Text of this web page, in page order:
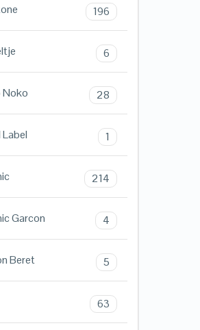
196
6
Noko 28
1
214
Garcon 4
Beret 5
63